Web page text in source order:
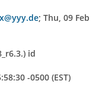
; Thu, 09 Feb
id
-0500 (EST)